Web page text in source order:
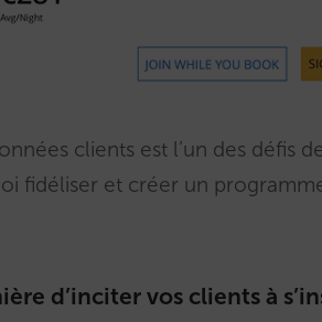
clients est l’un des défis
fidéliser et créer un
d’inciter vos clients à